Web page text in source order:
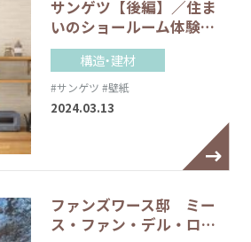
サンゲツ【後編】／住ま
いのショールーム体験…
構造・建材
#サンゲツ #壁紙
2024.03.13
ファンズワース邸 ミー
ス・ファン・デル・ロ…